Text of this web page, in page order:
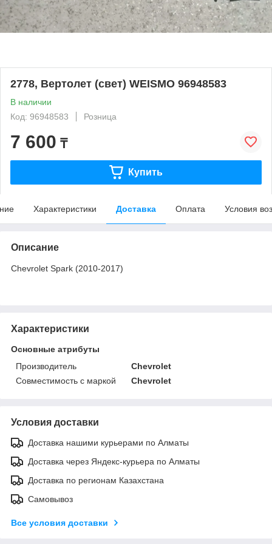
2778, Вертолет (свет) WEISMO 96948583
В наличии
Код: 96948583
Розница
7 600 ₸
Купить
Характеристики Доставка Оплата Условия
Описание
Chevrolet Spark (2010-2017)
Характеристики
Основные атрибуты
Производитель
Chevrolet
Совместимость с маркой
Chevrolet
Условия доставки
Доставка нашими курьерами по Алматы
Доставка через Яндекс-курьера по Алматы
Доставка по регионам Казахстана
Самовывоз
Все условия доставки